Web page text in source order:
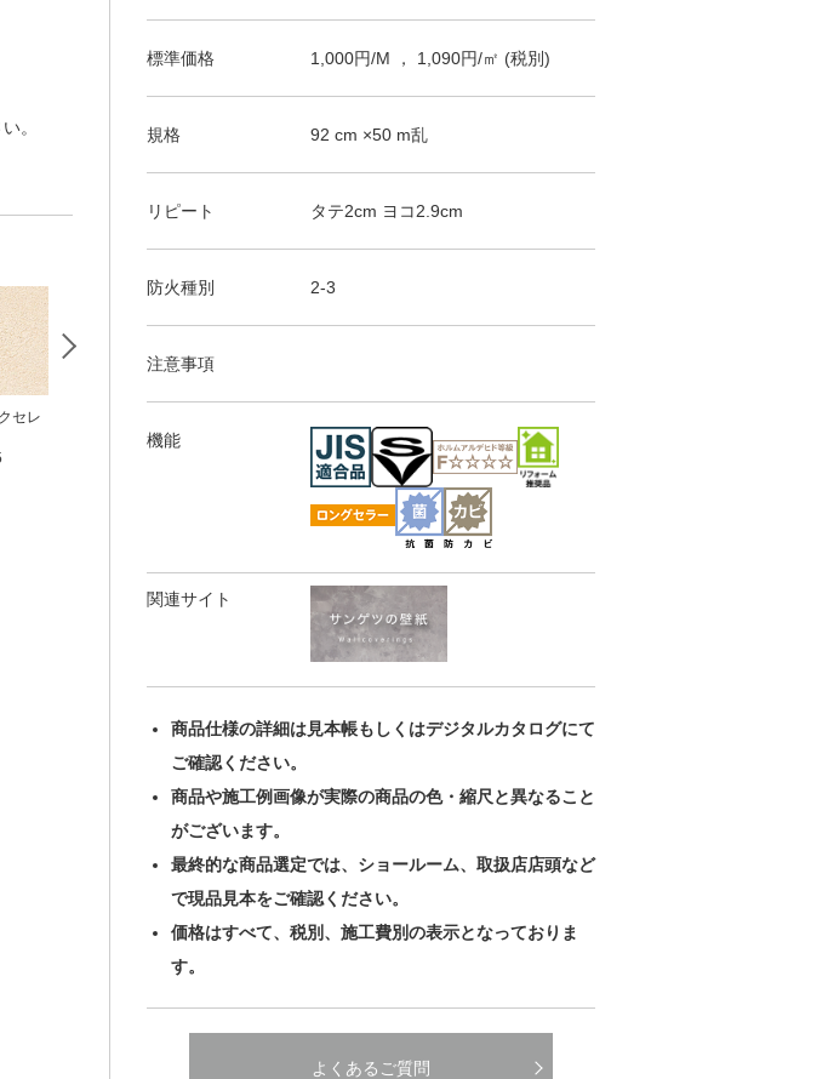
。
セレ
クション
RE55178
クション
RE55179
クション
RE55180
標準価格 1,000円/M ， 1,090円/㎡ (税別)
規格 92 cm ×50 m乱
リピート タテ2cm ヨコ2.9cm
防火種別 2-3
注意事項
機能
関連サイト
商品仕様の詳細は見本帳もしくはデジタルカタログにて
ご確認ください。
商品や施工例画像が実際の商品の色・縮尺と異なること
がございます。
最終的な商品選定では、ショールーム、取扱店店頭など
で現品見本をご確認ください。
価格はすべて、税別、施工費別の表示となっておりま
す。
よくあるご質問